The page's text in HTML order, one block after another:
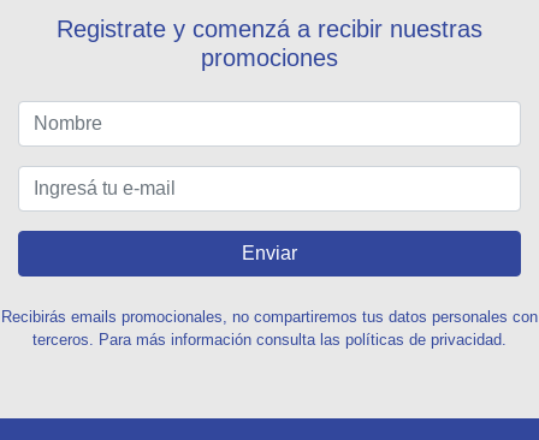
Registrate y comenzá a recibir nuestras
promociones
Enviar
Recibirás emails promocionales, no compartiremos tus datos personales con
terceros. Para más información consulta las políticas de privacidad.